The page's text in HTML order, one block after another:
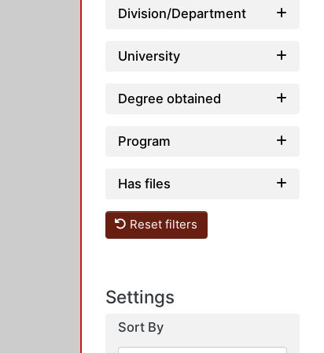
Division/Department
University
Degree obtained
Program
Has files
Reset filters
Settings
Sort By